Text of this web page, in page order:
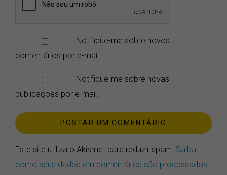
Notifique-me sobre novos
comentários por e-mail.
Notifique-me sobre novas
publicações por e-mail.
Este site utiliza o Akismet para reduzir spam.
Saiba
como seus dados em comentários são processados